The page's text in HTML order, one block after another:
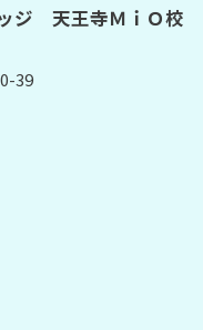
ジ 天王寺ＭｉＯ校
39